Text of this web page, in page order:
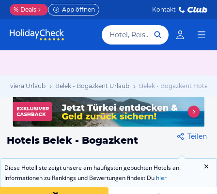
% Deals App öffnen Kontakt
Hotel, Reiseziel
Riviera Urlaub Belek - Bogazkent Urlaub Belek - Bogazkent Hotels
Hotels Belek - Bogazkent Teilen
Diese Hotelliste zeigt unsere am häufigsten gebuchten Hotels an.
Informationen zu Rankings und Bewertungen findest Du hier